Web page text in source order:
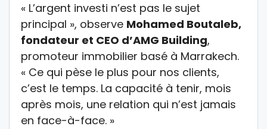
« L’argent investi n’est pas le sujet
principal », observe Mohamed Boutaleb,
fondateur et CEO d’AMG Building,
promoteur immobilier basé à Marrakech.
« Ce qui pèse le plus pour nos clients,
c’est le temps. La capacité à tenir, mois
après mois, une relation qui n’est jamais
en face-à-face. »